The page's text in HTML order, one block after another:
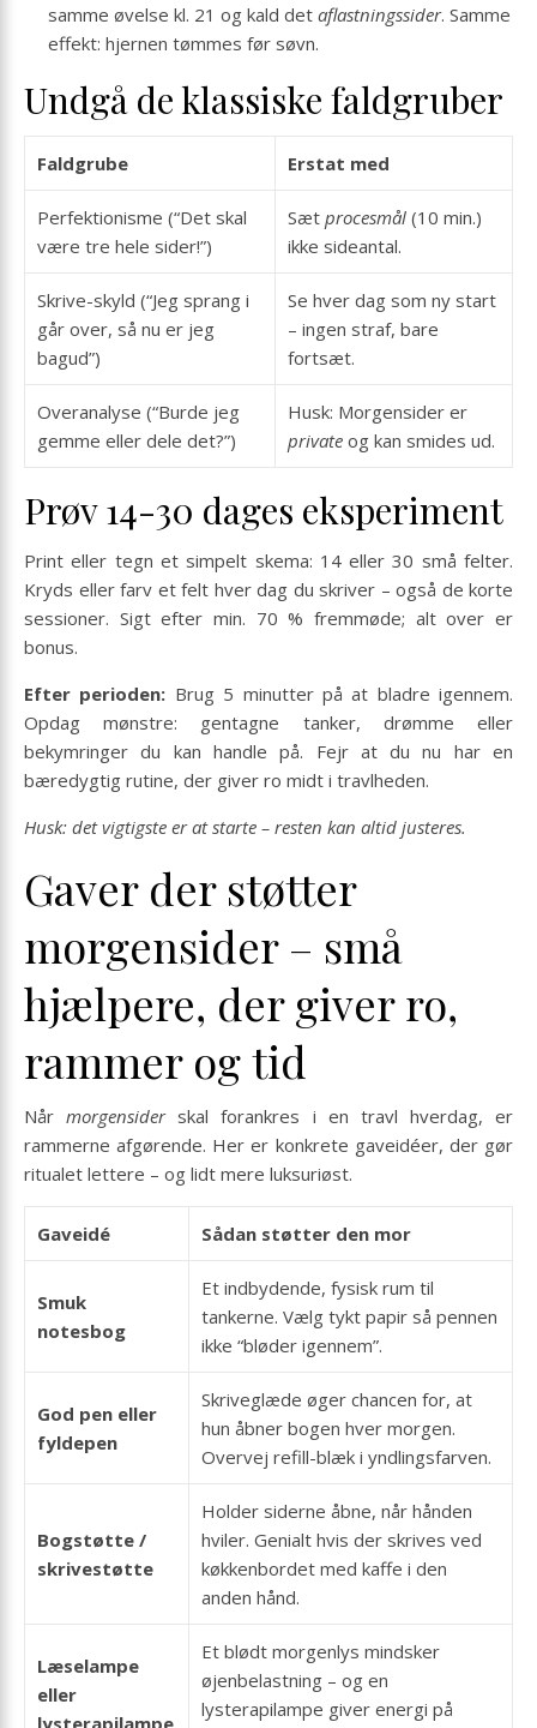
samme øvelse kl. 21 og kald det aflastningssider. Samme
effekt: hjernen tømmes før søvn.
Undgå de klassiske faldgruber
Faldgrube Erstat med
Perfektionisme (“Det skal
være tre hele sider!”)
Sæt procesmål (10 min.)
ikke sideantal.
Skrive-skyld (“Jeg sprang i
går over, så nu er jeg
bagud”)
Se hver dag som ny start
– ingen straf, bare
fortsæt.
Overanalyse (“Burde jeg
gemme eller dele det?”)
Husk: Morgensider er
private og kan smides ud.
Prøv 14-30 dages eksperiment
Print eller tegn et simpelt skema: 14 eller 30 små felter.
Kryds eller farv et felt hver dag du skriver – også de korte
sessioner. Sigt efter min. 70 % fremmøde; alt over er
bonus.
Efter perioden: Brug 5 minutter på at bladre igennem.
Opdag mønstre: gentagne tanker, drømme eller
bekymringer du kan handle på. Fejr at du nu har en
bæredygtig rutine, der giver ro midt i travlheden.
Husk: det vigtigste er at starte – resten kan altid justeres.
Gaver der støtter
morgensider – små
hjælpere, der giver ro,
rammer og tid
Nårmorgensiderskal forankres i en travl hverdag, er
rammerne afgørende. Her er konkrete gaveidéer, der gør
ritualet lettere – og lidt mere luksuriøst.
Gaveidé Sådan støtter den mor
Smuk
notesbog
Et indbydende, fysisk rum til
tankerne. Vælg tykt papir så pennen
ikke “bløder igennem”.
God pen eller
fyldepen
Skriveglæde øger chancen for, at
hun åbner bogen hver morgen.
Overvej refill-blæk i yndlingsfarven.
Bogstøtte /
skrivestøtte
Holder siderne åbne, når hånden
hviler. Genialt hvis der skrives ved
køkkenbordet med kaffe i den
anden hånd.
Læselampe
eller
lysterapilampe
Et blødt morgenlys mindsker
øjenbelastning – og en
lysterapilampe giver energi på